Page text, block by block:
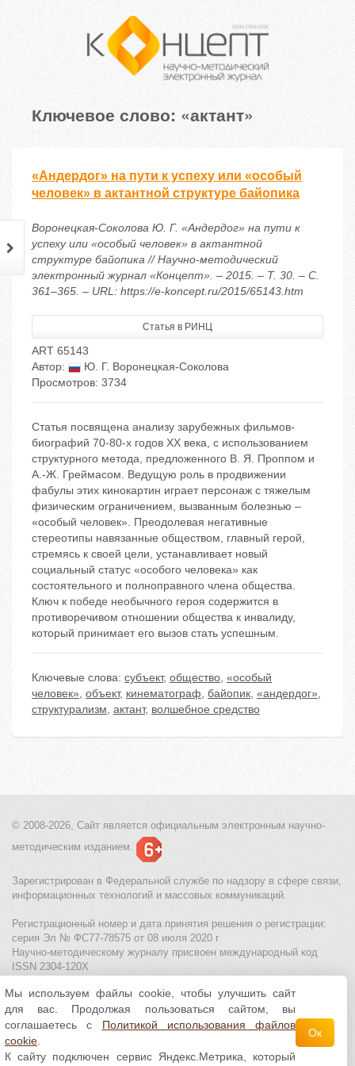
Ключевое слово: «актант»
«Андердог» на пути к успеху или «особый
человек» в актантной структуре байопика
Воронецкая-Соколова Ю. Г. «Андердог» на пути к
успеху или «особый человек» в актантной
структуре байопика // Научно-методический
электронный журнал «Концепт». – 2015. – Т. 30. – С.
361–365. – URL: https://e-koncept.ru/2015/65143.htm
Статья в РИНЦ
ART 65143
Автор:
Ю. Г. Воронецкая-Соколова
Просмотров: 3734
Статья посвящена анализу зарубежных фильмов-
биографий 70-80-х годов ХХ века, с использованием
структурного метода, предложенного В. Я. Проппом и
А.-Ж. Греймасом. Ведущую роль в продвижении
фабулы этих кинокартин играет персонаж с тяжелым
физическим ограничением, вызванным болезнью –
«особый человек». Преодолевая негативные
стереотипы навязанные обществом, главный герой,
стремясь к своей цели, устанавливает новый
социальный статус «особого человека» как
состоятельного и полноправного члена общества.
Ключ к победе необычного героя содержится в
противоречивом отношении общества к инвалиду,
который принимает его вызов стать успешным.
Ключевые слова: субъект, общество, «особый
человек», объект, кинематограф, байопик, «андердог»,
структурализм, актант, волшебное средство
© 2008-2026, Сайт является официальным электронным научно-
методическим изданием.
Зарегистрирован в Федеральной службе по надзору в сфере связи,
информационных технологий и массовых коммуникаций.
Регистрационный номер и дата принятия решения о регистрации:
серия Эл № ФС77-78575 от 08 июля 2020 г
Научно-методическому журналу присвоен международный код
ISSN 2304-120X
МЦИТО|Школьные олимпиады и онлайн конкурсы для детей
Политика использования файлов cookie| Политика обработки и
защиты персональных данных
Все материалы доступны полицензии Creative
Мы используем файлы cookie, чтобы улучшить сайт
для вас. Продолжая пользоваться сайтом, вы
соглашаетесь с Политикой использования файлов
cookie
К сайту подключен сервис Яндекс.Метрика, который
Ок